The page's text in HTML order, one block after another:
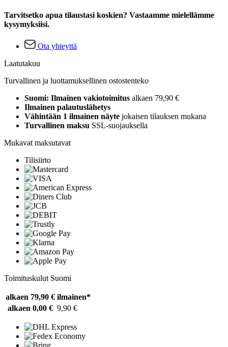
Tarvitsetko apua tilaustasi koskien? Vastaamme mielellämme
kysymyksiisi.
Ota yhteyttä
Laatutakuu
Turvallinen ja luottamuksellinen ostostenteko
Suomi: Ilmainen vakiotoimitus alkaen 79,90 €
Ilmainen palautuslähetys
Vähintään 1 ilmainen näyte jokaisen tilauksen mukana
Turvallinen maksu SSL-suojauksella
Mukavat maksutavat
Tilisiirto
Toimituskulut Suomi
alkaen 79,90 € ilmainen*
alkaen 0,00 € 9,90 €